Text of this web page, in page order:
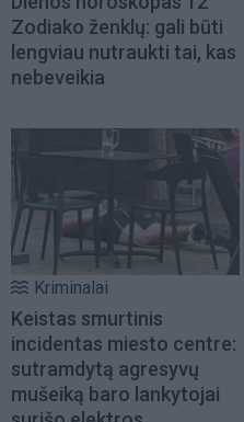
Zodiako ženklų: gali būti
lengviau nutraukti tai, kas
nebeveikia
Kriminalai
Keistas smurtinis
incidentas miesto centre:
sutramdytą agresyvų
mušeiką baro lankytojai